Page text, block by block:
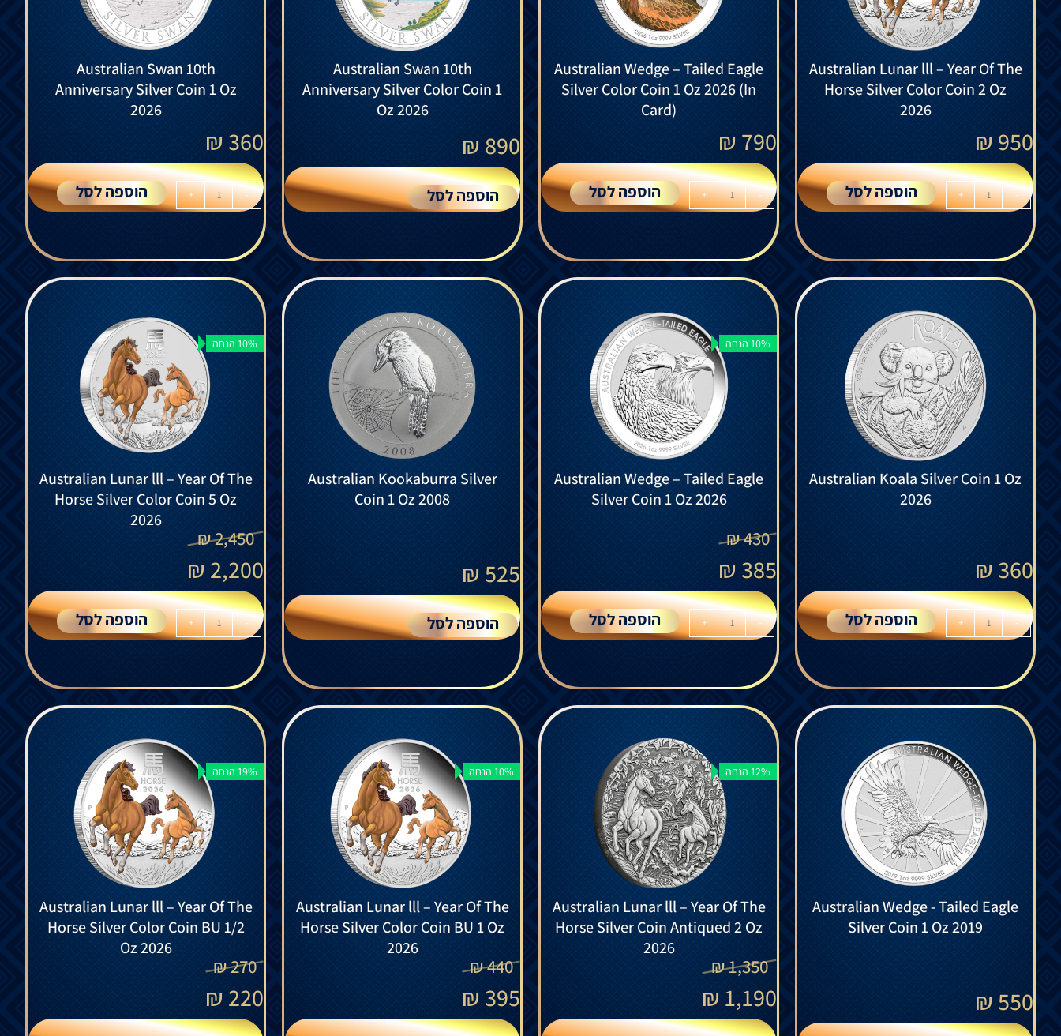
Australian Lunar lll – Year Of The
Horse Silver Color Coin 2 Oz
2026
950
₪
-
+ הוספה לסל
Australian Wedge – Tailed Eagle
Silver Color Coin 1 Oz 2026 (In
Card)
790
₪
-
+ הוספה לסל
Australian Swan 10th
Anniversary Silver Color Coin 1
Oz 2026
890
₪
הוספה לסל
Australian Swan 10th
Anniversary Silver Coin 1 Oz
2026
360
₪
-
+ הוספה לסל
Australian Koala Silver Coin 1 Oz
2026
360
₪
-
+ הוספה לסל
10% הנחה
Australian Wedge – Tailed Eagle
Silver Coin 1 Oz 2026
430
₪
385
₪
-
+ הוספה לסל
Australian Kookaburra Silver
Coin 1 Oz 2008
525
₪
הוספה לסל
10% הנחה
Australian Lunar lll – Year Of The
Horse Silver Color Coin 5 Oz
2026
2,450
₪
2,200
₪
-
+ הוספה לסל
Australian Wedge - Tailed Eagle
Silver Coin 1 Oz 2019
550
₪
12% הנחה
Australian Lunar lll – Year Of The
Horse Silver Coin Antiqued 2 Oz
2026
1,350
₪
1,190
₪
10% הנחה
Australian Lunar lll – Year Of The
Horse Silver Color Coin BU 1 Oz
2026
440
₪
395
₪
19% הנחה
Australian Lunar lll – Year Of The
Horse Silver Color Coin BU 1/2
Oz 2026
270
₪
220
₪